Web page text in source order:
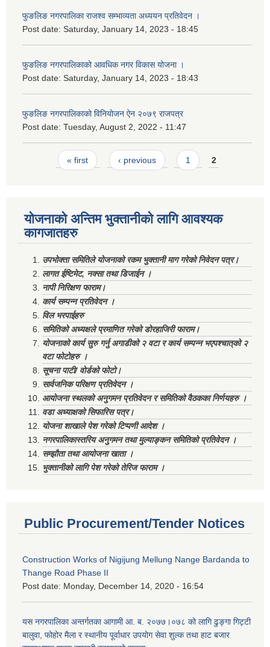
फुङलिङ नगरपालिका राजश्व सम्भाव्यता अध्ययन प्रतिवेदन ।
Post date: Saturday, January 14, 2023 - 18:45
फुङलिङ नगरपालिकाको आवधिक नगर विकास योजना ।
Post date: Saturday, January 14, 2023 - 18:43
फुङलिङ नगरपालिकाको विनियोजन ऐन २०७९ राजपत्र
Post date: Tuesday, August 2, 2022 - 11:47
Pages« first ‹ previous 1 2
योजनाको अन्तिम भुक्तानीको लागि आवश्यक
कागजातहरु
उपभोक्ता समितिले योजनाको रकम भुक्तानी माग गरेको निवेदन पत्र।
लागत ईष्टिमेट, नक्सा तथा डिजाईन ।
नापी निरिक्षण फाराम।
कार्य सम्पन्न प्रतिवेदन ।
विल भरपाईहरु
समितिको अध्यक्षले प्रमाणित गरेको डोरहाजिरी फाराम।
योजनाको कार्य सुरु गर्नु अगाडीको २ वटा र कार्य सम्पन्न भएपश्चात्‌को २
वटा फोटोहरु ।
सूचना पाटी/ वोर्डको फोटो।
सार्वजनिक परिक्षण प्रतिवेदन ।
आयोजना स्थलको अनुगमन प्रतिवेदन र समितिको वैठकका निर्णयहरु ।
वडा अध्याक्षको सिफारिस पत्र।
योजना शाखाले पेश गरेको टिप्पणी आदेश ।
नगरपालिकास्तरिय अनुगमन तथा मुल्याङ्कन समितिको प्रतिवेदन ।
सम्झौता तथा आयोजना खाता ।
भुक्तानीको लागि पेश गरेको तेरिज फाराम ।
Public Procurement/Tender Notices
Construction Works of Nigijung Mellung Nange Bardanda to
Thange Road Phase II
Post date: Monday, December 14, 2020 - 16:54
यस नगरपालिका अन्तर्गतका आगामी आ. ब. २०७७।०७८ को लागि ढुङ्गा गिट्टी
बालुवा, फोहोर मैला र स्थानीय पूर्वाधार उपयोग सेवा शुल्क तथा हाट बजार